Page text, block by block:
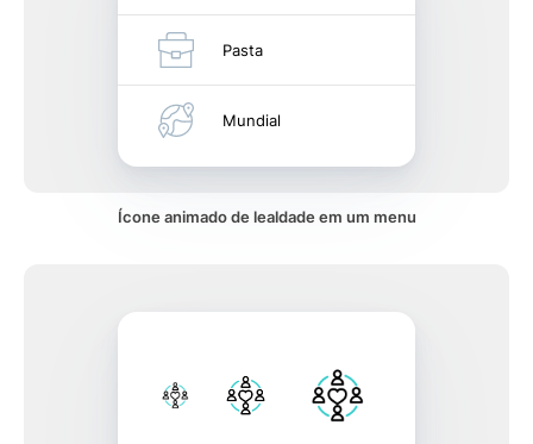
Pasta
Mundial
Ícone animado de lealdade em um menu